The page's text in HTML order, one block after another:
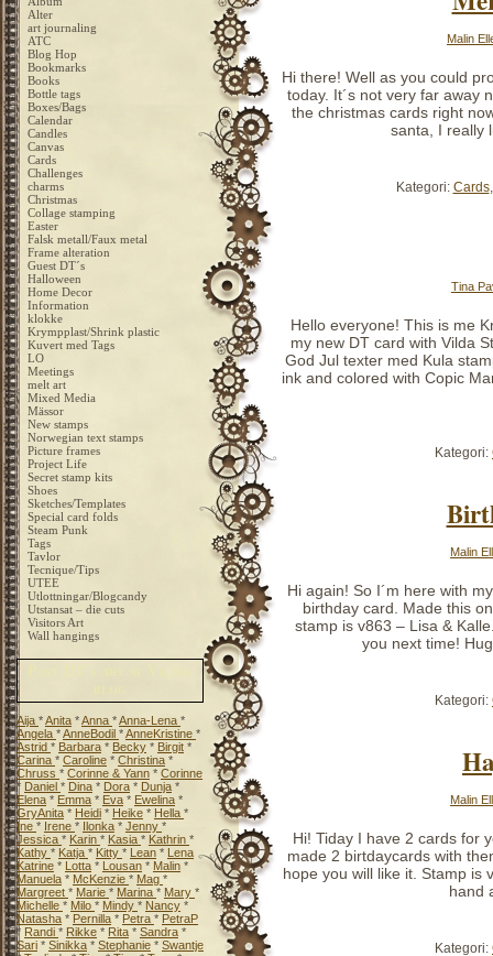
Alter
art journaling
ATC
Blog Hop
Bookmarks
Books
Bottle tags
Boxes/Bags
Calendar
Candles
Canvas
Cards
Challenges
charms
Christmas
Collage stamping
Easter
Falsk metall/Faux metal
Frame alteration
Guest DT´s
Halloween
Home Decor
Information
klokke
Krympplast/Shrink plastic
Kuvert med Tags
LO
Meetings
melt art
Mixed Media
Mässor
New stamps
Norwegian text stamps
Picture frames
Project Life
Secret stamp kits
Shoes
Sketches/Templates
Special card folds
Steam Punk
Tags
Tavlor
Tecnique/Tips
UTEE
Utlottningar/Blogcandy
Utstansat – die cuts
Visitors Art
Wall hangings
Aija *Anita *Anna *Anna-Lena *
Angela *AnneBodil *AnneKristine *
Astrid * Barbara * Becky * Birgit *
Carina * Caroline * Christina *
Chruss * Corinne & Yann * Corinne
* Daniel * Dina * Dora * Dunja *
Elena * Emma * Eva * Ewelina *
GryAnita * Heidi * Heike * Hella *
Ine * Irene * Ilonka * Jenny *
Jessica * Karin * Kasia * Kathrin *
Kathy * Katja * Kitty * Lean *
Lena
Katrine * Lotta * Lousan * Malin *
Manuela * McKenzie * Mag *
Margreet * Marie * Marina * Mary *
Michelle * Milo * Mindy * Nancy *
Natasha * Pernilla * Petra * PetraP
* Randi * Rikke * Rita * Sandra *
Sari * Sinikka * Stephanie * Swantje
Malin
Hi there! Well as you could
today. It´s not very far away
the christmas cards right
santa, I really
Kategori: Cards
Tina
Hello everyone! This is me
my new DT card with Vilda
God Jul texter med Kula
ink and colored with Copic
Kategori:
Malin
Hi again! So I´m here with
birthday card. Made this
stamp is v863 – Lisa &
you next time!
Kategori:
Malin
Hi! Tiday I have 2 cards for
made 2 birtdaycards with
hope you will like it. Stamp is
hand
Kategori: